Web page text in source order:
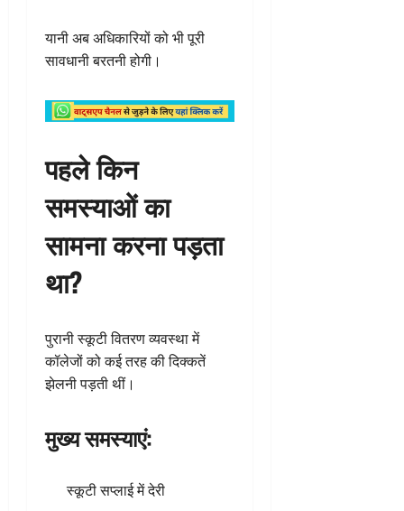
यानी अब अधिकारियों को भी पूरी
सावधानी बरतनी होगी।
पहले किन
समस्याओं का
सामना करना पड़ता
था?
पुरानी स्कूटी वितरण व्यवस्था में
कॉलेजों को कई तरह की दिक्कतें
झेलनी पड़ती थीं।
मुख्य समस्याएं:
स्कूटी सप्लाई में देरी